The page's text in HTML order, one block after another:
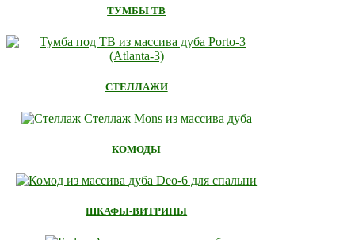
ТУМБЫ ТВ
СТЕЛЛАЖИ
КОМОДЫ
ШКАФЫ-ВИТРИНЫ